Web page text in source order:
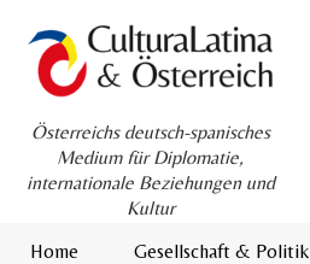
Österreichs deutsch-spanisches
Medium für Diplomatie,
internationale Beziehungen und
Kultur
Home Gesellschaft & Politik